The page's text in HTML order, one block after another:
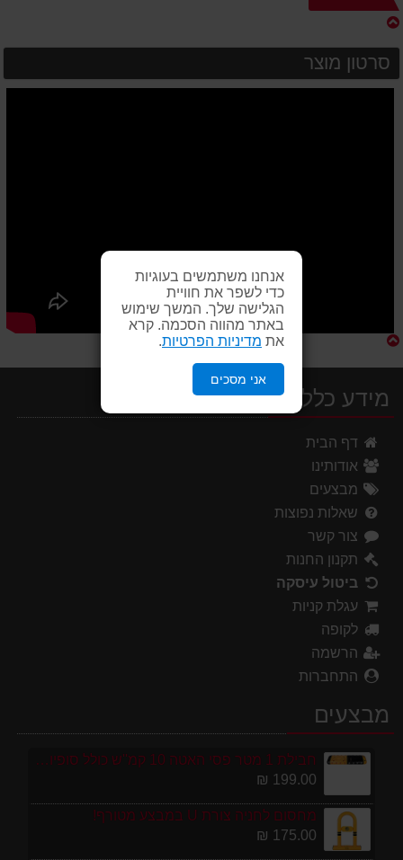
אנחנו משתמשים בעוגיות
כדי לשפר את חוויית
הגלישה שלך. המשך שימוש
באתר מהווה הסכמה. קרא
את מדיניות הפרטיות
אני מסכים
סרטון מוצר
מידע כללי
דף הבית
אודותינו
מבצעים
שאלות נפוצות
צור קשר
תקנון החנות
ביטול עיסקה
עגלת קניות
לקופה
הרשמה
התחברות
מבצעים
חבילת 1 מטר פסי האטה 10 קמ''ש כולל סופיות מפלסטיק
199.00 ₪
מחסום לחניה צורת U במבצע מטורף!
175.00 ₪